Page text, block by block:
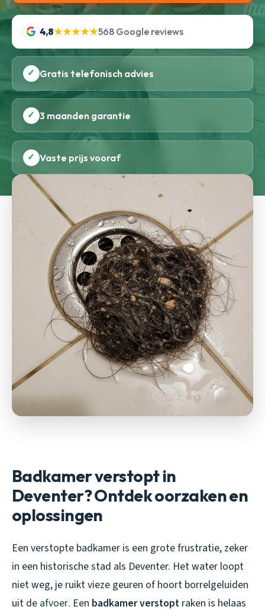
4,8★★★★★568 Google reviews
✓ Gratis telefonisch advies
✓ 3 maanden garantie
✓ Vaste prijs vooraf
Badkamer verstopt in
Deventer? Ontdek oorzaken en
oplossingen
Een verstopte badkamer is een grote frustratie, zeker
in een historische stad als Deventer. Het water loopt
niet weg, je ruikt vieze geuren of hoort borrelgeluiden
uit de afvoer. Een badkamer verstopt raken is helaas